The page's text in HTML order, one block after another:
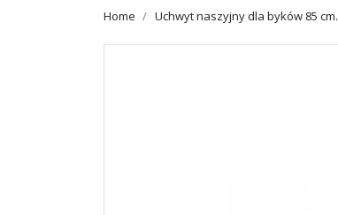
Home Uchwyt naszyjny dla byków 85 cm.